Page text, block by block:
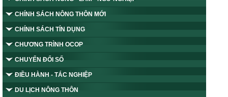
CHÍNH SÁCH NÔNG THÔN MỚI
CHÍNH SÁCH TÍN DỤNG
CHƯƠNG TRÌNH OCOP
CHUYỂN ĐỔI SỐ
ĐIỀU HÀNH - TÁC NGHIỆP
DU LỊCH NÔNG THÔN